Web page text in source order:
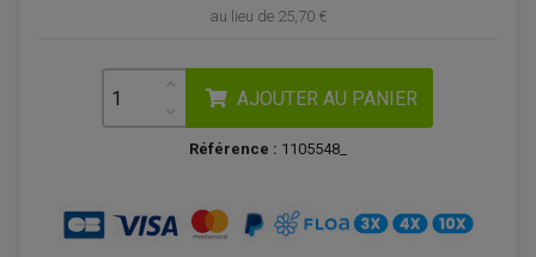
BAGAGERIE
BAGAGERIE SOUPLE
KIT DÉCO QUAD / SSV
PONTETS / REHAUSSES DE GUIDON
REPOSE PIED QUAD
BAGAGERIE / TREUIL / ATTELAGE
PLAQUE PHARE
COMPTEUR D'HEURE
au lieu de 25,70 €
AJOUTER AU PANIER
Référence : 1105548_